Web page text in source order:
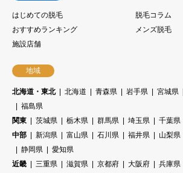
はじめての脱毛
脱毛コラム
おすすめランキング
メンズ脱毛
施設店舗
地域
北海道・東北 北海道 青森県 岩手県 宮城県
福島県
関東
茨城県 栃木県 群馬県 埼玉県 千葉県
中部
新潟県 富山県 石川県 福井県 山梨県
静岡県
愛知県
近畿
三重県 滋賀県 京都府 大阪府 兵庫県